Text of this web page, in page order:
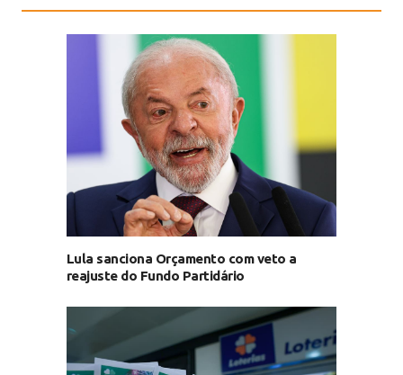
Lula sanciona Orçamento com veto a
reajuste do Fundo Partidário